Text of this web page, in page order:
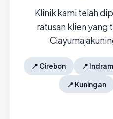
Klinik kami telah
ratusan klien yang
📍 Cirebon 📍
📍 Kuningan